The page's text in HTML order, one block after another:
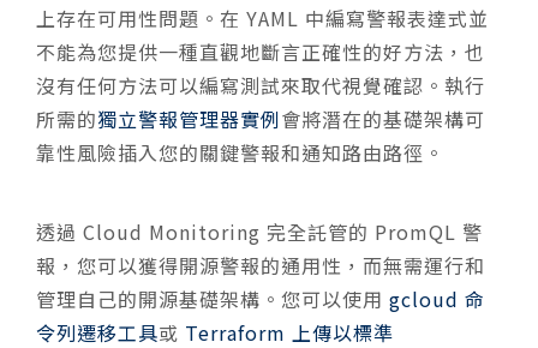
上存在可用性問題。在 YAML 中編寫警報表達式並
不能為您提供一種直觀地斷言正確性的好方法，也
沒有任何方法可以編寫測試來取代視覺確認。執行
所需的獨立警報管理器實例會將潛在的基礎架構可
靠性風險插入您的關鍵警報和通知路由路徑。
透過 Cloud Monitoring 完全託管的 PromQL 警
報，您可以獲得開源警報的通用性，而無需運行和
管理自己的開源基礎架構。您可以使用 gcloud 命
令列遷移工具或 Terraform 上傳以標準